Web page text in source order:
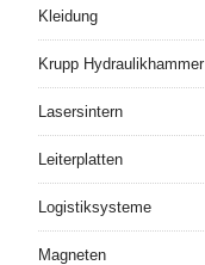
Kleidung
Krupp Hydraulikhammer
Lasersintern
Leiterplatten
Logistiksysteme
Magneten